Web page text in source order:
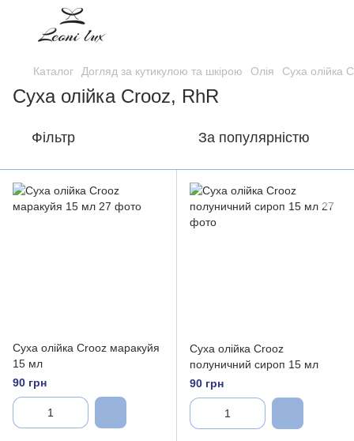
Каталог Догляд за кутикулою та шкірою Олія Суха олійка
Суха олійка Crooz, RhR
Фільтр За популярністю
Суха олійка Crooz маракуйя
15 мл
90 грн
Суха олійка Crooz
полуничний сироп 15 мл
90 грн